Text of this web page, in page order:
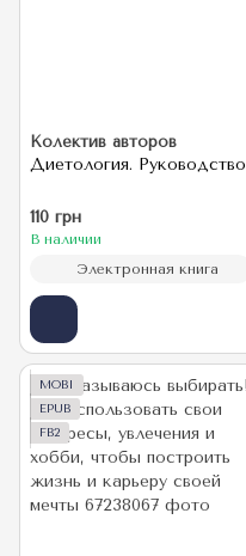
Колектив авторов
Диетология. Руководство
110 грн
В наличии
Электронная книга
MOBI
EPUB
FB2